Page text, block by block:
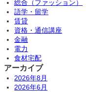
総合（ファッション）
語学・留学
賃貸
資格・通信講座
金融
電力
食材宅配
アーカイブ
2026年8月
2026年6月